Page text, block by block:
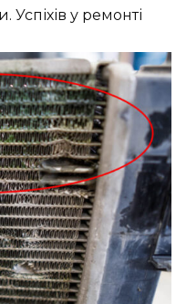
Успіхів у ремонті